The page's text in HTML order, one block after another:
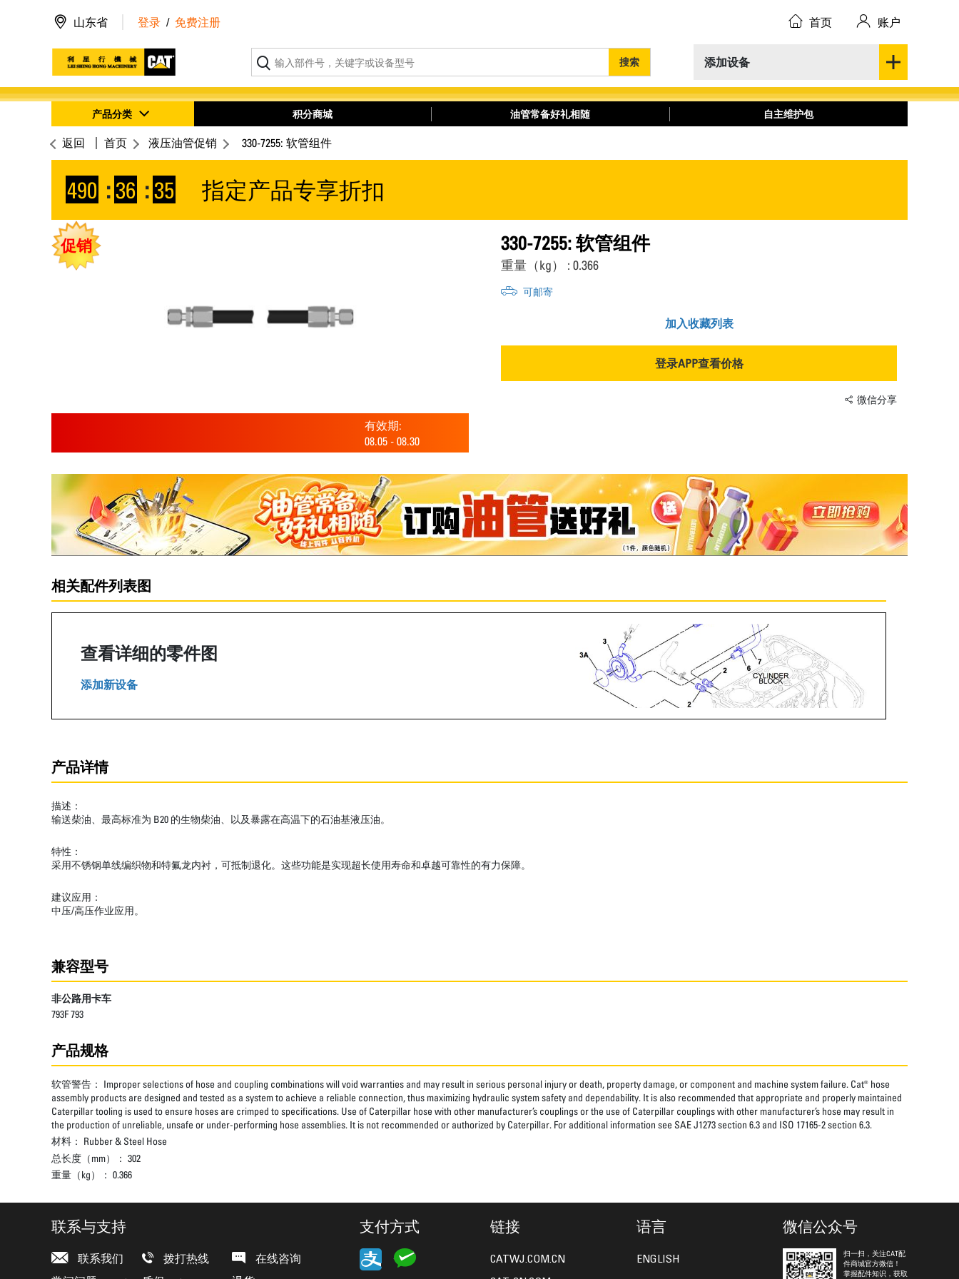
添加设备
搜索
山东省 登录 / 免费注册 首页 账户
产品分类 积分商城 油管常备好礼相随 自主维护包
返回 首页 液压油管促销 330-7255: 软管组件
490 :36 :34 指定产品专享折扣
促销
有效期:
08.05 - 08.30
330-7255: 软管组件
重量（kg） : 0.366
可邮寄
加入收藏列表
登录APP查看价格
微信分享
相关配件列表图
查看详细的零件图
添加新设备
产品详情
描述：
输送柴油、最高标准为 B20 的生物柴油、以及暴露在高温下的石油基液压油。
特性：
采用不锈钢单线编织物和特氟龙内衬，可抵制退化。这些功能是实现超长使用寿命和卓越可靠性的有力保障。
建议应用：
中压/高压作业应用。
兼容型号
非公路用卡车
793F 793
产品规格
软管警告： Improper selections of hose and coupling combinations will void warranties and may result in serious personal injury or death, property damage, or component and machine system failure. Cat® hose
assembly products are designed and tested as a system to achieve a reliable connection, thus maximizing hydraulic system safety and dependability. It is also recommended that appropriate and properly maintained
Caterpillar tooling is used to ensure hoses are crimped to specifications. Use of Caterpillar hose with other manufacturer’s couplings or the use of Caterpillar couplings with other manufacturer’s hose may result in
the production of unreliable, unsafe or under-performing hose assemblies. It is not recommended or authorized by Caterpillar. For additional information see SAE J1273 section 6.3 and ISO 17165-2 section 6.3.
材料： Rubber & Steel Hose
总长度（mm）： 302
重量（kg）： 0.366
联系与支持
联系我们 拨打热线
在线咨询
支付方式 链接
CATWJ.COM.CN
语言
ENGLISH
微信公众号
扫一扫，关注CAT配
件商城官方微信！
掌握配件知识，获取